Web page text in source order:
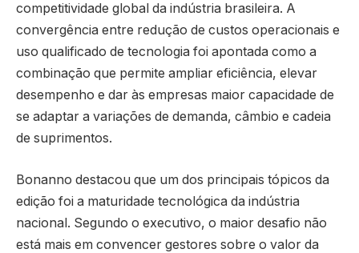
competitividade global da indústria brasileira. A
convergência entre redução de custos operacionais e
uso qualificado de tecnologia foi apontada como a
combinação que permite ampliar eficiência, elevar
desempenho e dar às empresas maior capacidade de
se adaptar a variações de demanda, câmbio e cadeia
de suprimentos.
Bonanno destacou que um dos principais tópicos da
edição foi a maturidade tecnológica da indústria
nacional. Segundo o executivo, o maior desafio não
está mais em convencer gestores sobre o valor da